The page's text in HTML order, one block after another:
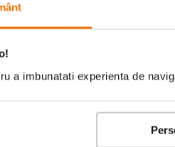
a imbunatati experienta de
PL
PL cu acest obiectiv NiSi
Are o gama de diafragme de la
Marcajele de pe obiectiv sunt